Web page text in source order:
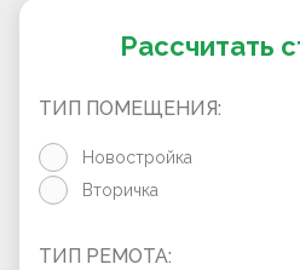
Рассчитать
ТИП ПОМЕЩЕНИЯ:
Новостройка
Вторичка
ТИП РЕМОТА: